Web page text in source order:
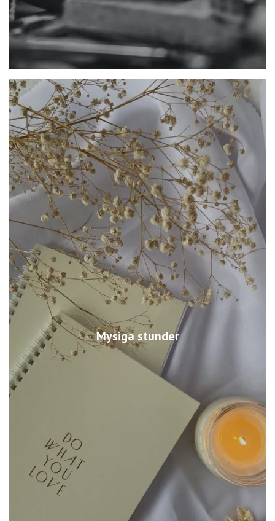
Mysiga stunder